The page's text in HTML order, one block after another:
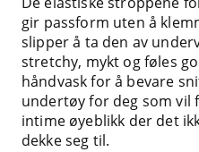
gir passform uten å
slipper å ta den av
stretchy, mykt og føles
håndvask for å bevare
undertøy for deg som vil
intime øyeblikk der det
dekke seg til.